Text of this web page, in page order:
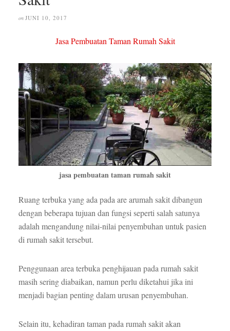
on JUNI 10, 2017
Jasa Pembuatan Taman Rumah Sakit
jasa pembuatan taman rumah sakit
Ruang terbuka yang ada pada are arumah sakit dibangun
dengan beberapa tujuan dan fungsi seperti salah satunya
adalah mengandung nilai-nilai penyembuhan untuk pasien
di rumah sakit tersebut.
Penggunaan area terbuka penghijauan pada rumah sakit
masih sering diabaikan, namun perlu diketahui jika ini
menjadi bagian penting dalam urusan penyembuhan.
Selain itu, kehadiran taman pada rumah sakit akan